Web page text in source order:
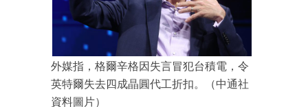
外媒指，格爾辛格因失言冒犯台積電，令
英特爾失去四成晶圓代工折扣。（中通社
資料圖片）